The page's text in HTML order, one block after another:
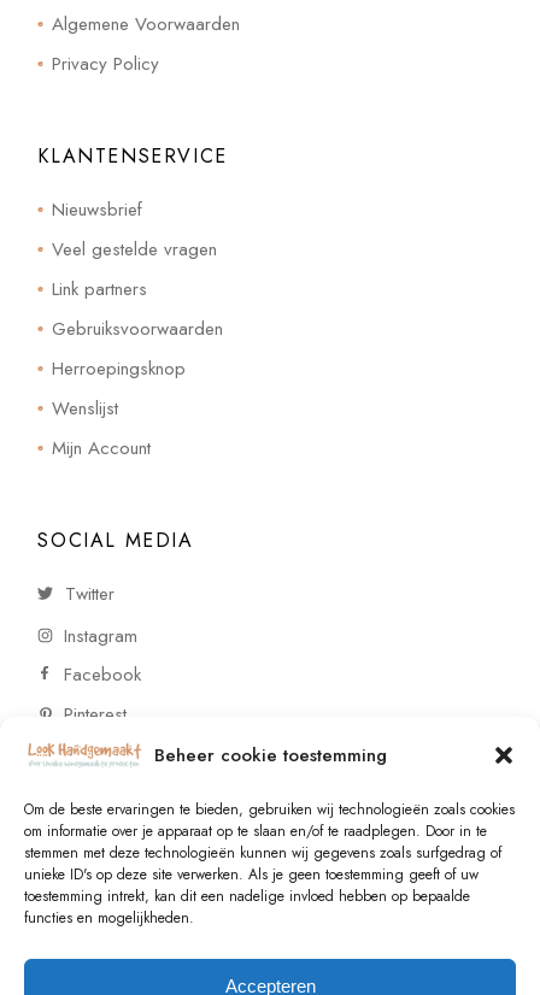
Beheer cookie toestemming
Om de beste ervaringen te bieden, gebruiken wij technologieën zoals cookies
om informatie over je apparaat op te slaan en/of te raadplegen. Door in te
stemmen met deze technologieën kunnen wij gegevens zoals surfgedrag of
unieke ID's op deze site verwerken. Als je geen toestemming geeft of uw
toestemming intrekt, kan dit een nadelige invloed hebben op bepaalde
functies en mogelijkheden.
Accepteren
Algemene Voorwaarden
Privacy Policy
KLANTENSERVICE
Nieuwsbrief
Veel gestelde vragen
Link partners
Gebruiksvoorwaarden
Herroepingsknop
Wenslijst
Mijn Account
SOCIAL MEDIA
Twitter
Instagram
Facebook
Pinterest
CONTACT
Vragen of wensen? Neem contact op!
+31 (0)6 229 021 29